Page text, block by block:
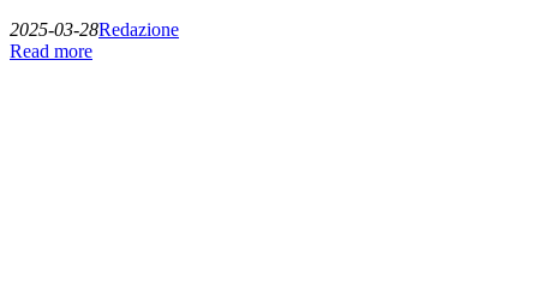
2025-03-28Redazione
Read more